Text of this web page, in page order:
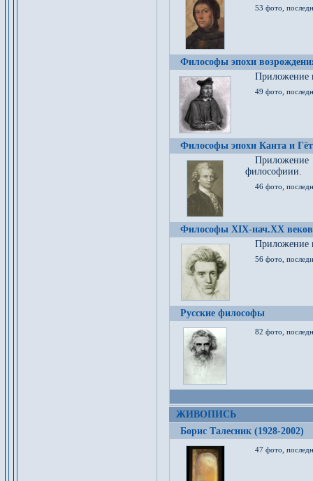
53 фото,
Философы эпохи
Приложение
49 фото,
Философы эпохи Канта и
философиии.
46 фото,
Философы XIX-нач.XX веков
Приложение
56 фото,
Русские философы
82 фото,
ЖИВОПИСЬ
Борис Талесник (1928-2002)
47 фото,